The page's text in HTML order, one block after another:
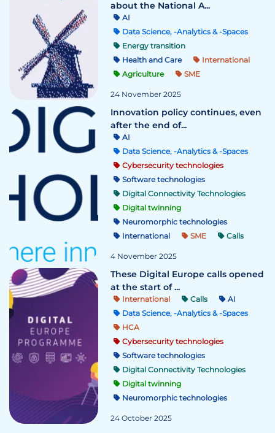
about the National A...
AI
Data Science, -Analytics & -Spaces
Energy transition
Health and Care
International
Agriculture
SME
24 November 2025
Innovation policy continues, even
after the end of...
AI
Data Science, -Analytics & -Spaces
Cybersecurity technologies
Software technologies
Digital Connectivity Technologies
Digital twinning
Neuromorphic technologies
International
SME Calls
4 November 2025
These Digital Europe calls opened
at the start of ...
International Calls
AI
Data Science, -Analytics & -Spaces
HCA
Cybersecurity technologies
Software technologies
Digital Connectivity Technologies
Digital twinning
Neuromorphic technologies
24 October 2025